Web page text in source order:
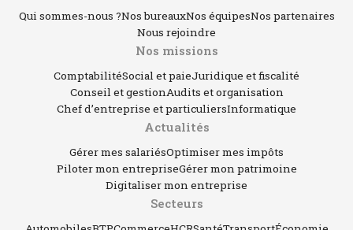
Espace client
06 88 86 97 36
Qui sommes-nous ?Nos bureauxNos équipesNos partenaires
Nous rejoindre
Nos missions
ComptabilitéSocial et paieJuridique et fiscalité
Conseil et gestionAudits et organisation
Chef d’entreprise et particuliersInformatique
Actualités
Gérer mes salariésOptimiser mes impôts
Piloter mon entrepriseGérer mon patrimoine
Digitaliser mon entreprise
Secteurs